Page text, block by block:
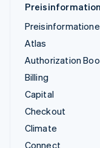
Atlas
Authorization
Billing
Capital
Checkout
Climate
Connect